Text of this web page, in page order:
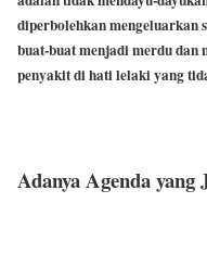
diperbolehkan mengeluarkan
buat-buat menjadi merdu
penyakit di hati lelaki yang
Adanya Agenda yang